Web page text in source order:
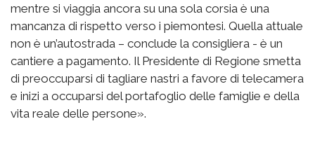
mentre si viaggia ancora su una sola corsia è una
mancanza di rispetto verso i piemontesi. Quella attuale
non è un’autostrada – conclude la consigliera - è un
cantiere a pagamento. Il Presidente di Regione smetta
di preoccuparsi di tagliare nastri a favore di telecamera
e inizi a occuparsi del portafoglio delle famiglie e della
vita reale delle persone».